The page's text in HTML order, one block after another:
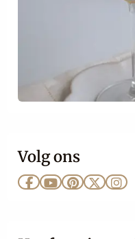
Volg ons
Ga Ga Ga Ga Ga